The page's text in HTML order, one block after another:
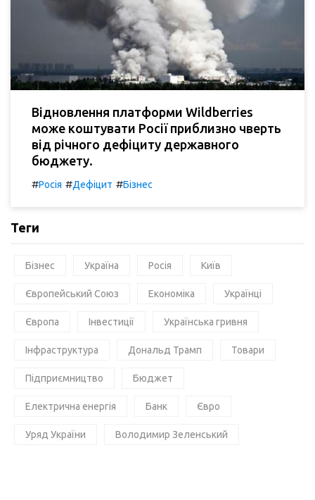
Відновлення платформи Wildberries
може коштувати Росії приблизно чверть
від річного дефіциту державного
бюджету.
#Росія #Дефіцит #Бізнес
Теги
Бізнес Україна Росія Київ
Європейський Союз Економіка Українці
Європа Інвестиції Українська гривня
Інфраструктура Дональд Трамп Товари
Підприємництво Бюджет
Електрична енергія Банк Євро
Уряд України Володимир Зеленський